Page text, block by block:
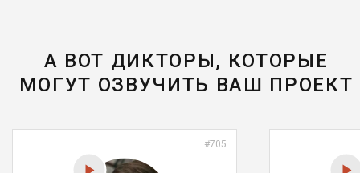
А ВОТ ДИКТОРЫ, КОТОРЫЕ
МОГУТ ОЗВУЧИТЬ ВАШ ПРОЕКТ
#705